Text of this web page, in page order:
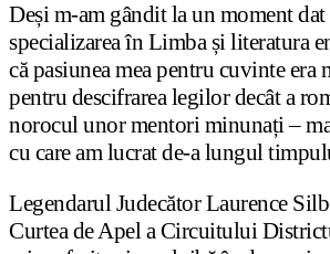
Deși m-am gândit la un moment
specializarea în Limba și literatura
că pasiunea mea pentru cuvinte era
pentru descifrarea legilor decât a
norocul unor mentori minunați –
cu care am lucrat de-a lungul
Legendarul Judecător Laurence
Curtea de Apel a Circuitului